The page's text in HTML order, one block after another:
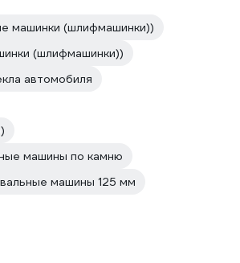
машинки (шлифмашинки))
(шлифмашинки))
автомобиля
машины по камню
машины 125 мм